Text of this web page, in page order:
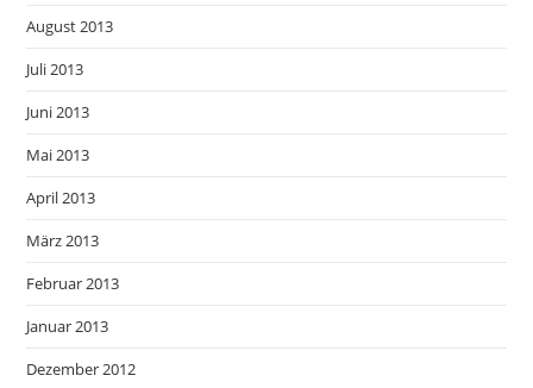
August 2013
Juli 2013
Juni 2013
Mai 2013
April 2013
März 2013
Februar 2013
Januar 2013
Dezember 2012